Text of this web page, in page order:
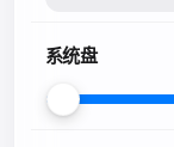
系统盘